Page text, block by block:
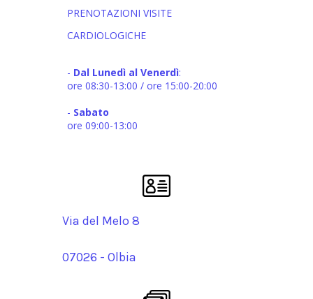
PRENOTAZIONI VISITE
CARDIOLOGICHE
- Dal Lunedì al Venerdì:
ore 08:30-13:00 / ore 15:00-20:00
- Sabato
ore 09:00-13:00
Via del Melo 8
07026 - Olbia